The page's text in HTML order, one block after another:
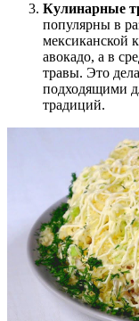
Кулинарные
популярны в
мексиканской
авокадо, а в
травы. Это
подходящими
традиций.